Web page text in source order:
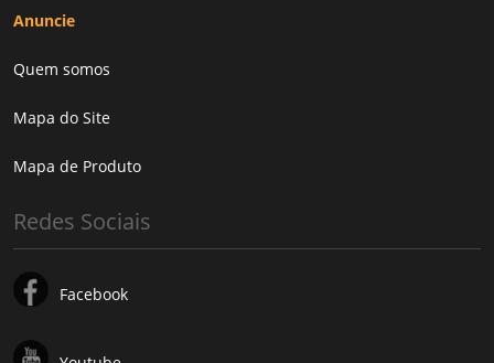
Anuncie
Quem somos
Mapa do Site
Mapa de Produto
Redes Sociais
Facebook